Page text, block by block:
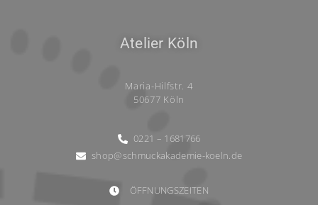
Atelier Köln
Maria-Hilfstr. 4
50677 Köln
0221 – 1681766
shop@schmuckakademie-koeln.de
ÖFFNUNGSZEITEN